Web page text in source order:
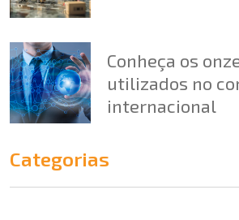
Conheça os
utilizados no
internacional
Categorias